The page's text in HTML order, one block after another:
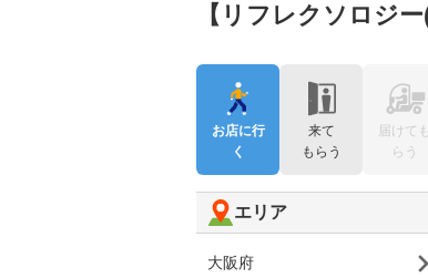
【リフレクソロジ
お店に行
く
来て
もらう
届けても
らう
エリア
大阪府